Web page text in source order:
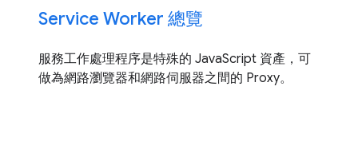
Service Worker 總覽
服務工作處理程序是特殊的 JavaScript 資產，可
做為網路瀏覽器和網路伺服器之間的 Proxy。